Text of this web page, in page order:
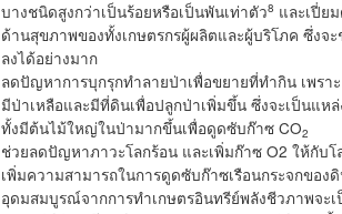
บางชนิดสูงกว่าเป็นร้อยหรือเป็นพันเท่าตัว8 และเปี่ย
ด้านสุขภาพของทั้งเกษตรกรผู้ผลิตและผู้บริโภค ซึ่ง
ลงได้อย่างมาก
ลดปัญหาการบุกรุกทำลายป่าเพื่อขยายที่ทำกิน เพรา
มีป่าเหลือและมีที่ดินเพื่อปลูกป่าเพิ่มขึ้น ซึ่งจะเป็นแห
ทั้งมีต้นไม้ใหญ่ในป่ามากขึ้นเพื่อดูดซับก๊าซ CO2
ช่วยลดปัญหาภาวะโลกร้อน และเพิ่มก๊าซ O2 ให้กับโ
เพิ่มความสามารถในการดูดซับก๊าซเรือนกระจกของ
อุดมสมบูรณ์จากการทำเกษตรอินทรีย์พลังชีวภาพจะ